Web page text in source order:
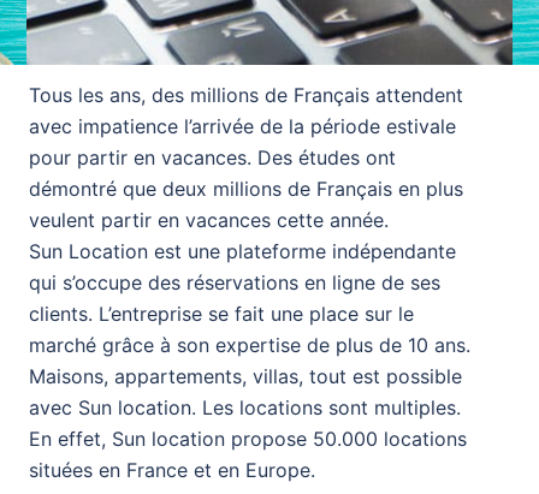
Tous les ans, des millions de Français attendent
avec impatience l’arrivée de la période estivale
pour partir en vacances. Des études ont
démontré que deux millions de Français en plus
veulent partir en vacances cette année.
Sun Location est une plateforme indépendante
qui s’occupe des réservations en ligne de ses
clients. L’entreprise se fait une place sur le
marché grâce à son expertise de plus de 10 ans.
Maisons, appartements, villas, tout est possible
avec Sun location. Les locations sont multiples.
En effet, Sun location propose 50.000 locations
situées en France et en Europe.